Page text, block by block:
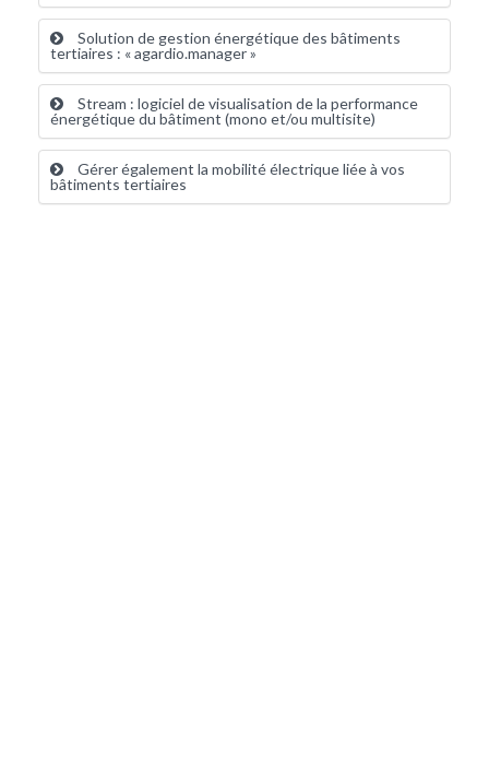
Solution de gestion énergétique des bâtiments
tertiaires : « agardio.manager »
Stream : logiciel de visualisation de la performance
énergétique du bâtiment (mono et/ou multisite)
Gérer également la mobilité électrique liée à vos
bâtiments tertiaires